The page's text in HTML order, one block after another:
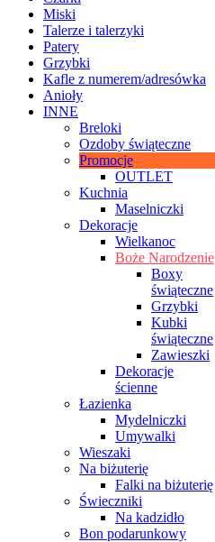
Miski
Talerze i talerzyki
Patery
Grzybki
Kafle z numerem/adresówka
Anioły
INNE
Breloki
Ozdoby świąteczne
Promocje
OUTLET
Kuchnia
Maselniczki
Dekoracje
Wielkanoc
Boże Narodzenie
Boxy
świąteczne
Grzybki
Kubki
świąteczne
Zawieszki
Dekoracje
ścienne
Łazienka
Mydelniczki
Umywalki
Wieszaki
Na biżuterię
Falki na biżuterię
Świeczniki
Na kadzidło
Bon podarunkowy